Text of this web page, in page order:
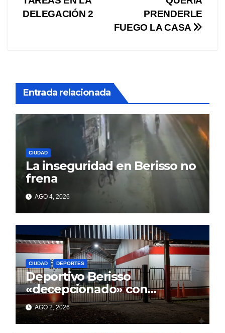
entradas
PRENDERLE
FUEGO LA CASA
DELEGACIÓN 2
Entrada relacionada
CIUDAD
La inseguridad en Berisso no
frena
AGO 4, 2026
CIUDAD DEPORTES
Deportivo Berisso
«decepcionado» con
Cagliardi y sus promesas
incumplidas
AGO 2, 2026